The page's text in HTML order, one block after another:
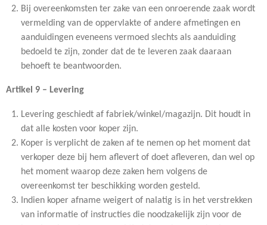
Bij overeenkomsten ter zake van een onroerende zaak wordt
vermelding van de oppervlakte of andere afmetingen en
aanduidingen eveneens vermoed slechts als aanduiding
bedoeld te zijn, zonder dat de te leveren zaak daaraan
behoeft te beantwoorden.
Artikel 9 – Levering
Levering geschiedt af fabriek/winkel/magazijn. Dit houdt in
dat alle kosten voor koper zijn.
Koper is verplicht de zaken af te nemen op het moment dat
verkoper deze bij hem aflevert of doet afleveren, dan wel op
het moment waarop deze zaken hem volgens de
overeenkomst ter beschikking worden gesteld.
Indien koper afname weigert of nalatig is in het verstrekken
van informatie of instructies die noodzakelijk zijn voor de